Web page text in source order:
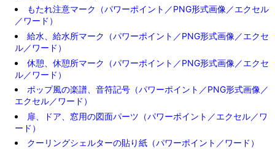
もたれ注意マーク（パワーポイント／PNG形式画像／エクセル
／ワード）
給水、給水所マーク（パワーポイント／PNG形式画像／エクセ
ル／ワード）
休憩、休憩所マーク（パワーポイント／PNG形式画像／エクセ
ル／ワード）
ポップ風の楽譜、音符記号（パワーポイント／PNG形式画像／
エクセル／ワード）
扉、ドア、窓用の図面パーツ（パワーポイント／エクセル／ワ
ード）
クーリングシェルターの貼り紙（パワーポイント／ワード）